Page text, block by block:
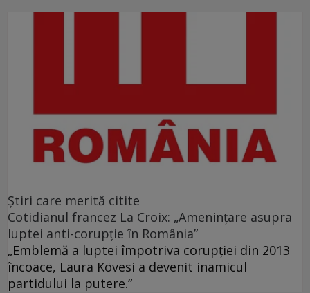
Ştiri care merită citite
Cotidianul francez La Croix: „Ameninţare asupra
luptei anti-corupţie în România”
„Emblemă a luptei împotriva corupţiei din 2013
încoace, Laura Kövesi a devenit inamicul
partidului la putere.”